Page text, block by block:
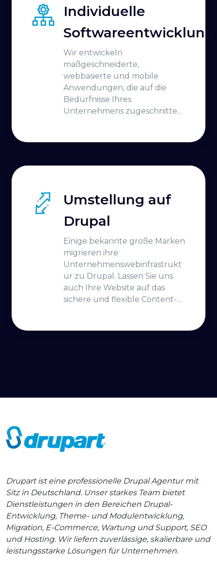
Individuelle
Softwareentwicklung
Wir entwickeln
maßgeschneiderte,
webbasierte und mobile
Anwendungen, die auf die
Bedürfnisse Ihres
Unternehmens zugeschnitten
Umstellung auf
Drupal
Einige bekannte große Marken
migrieren ihre
Unternehmenswebinfrastrukt
ur zu Drupal. Lassen Sie uns
auch Ihre Website auf das
sichere und flexible Content-
Drupart ist eine professionelle Drupal Agentur mit
Sitz in Deutschland. Unser starkes Team bietet
Dienstleistungen in den Bereichen Drupal-
Entwicklung, Theme- und Modulentwicklung,
Migration, E-Commerce, Wartung und Support, SEO
und Hosting. Wir liefern zuverlässige, skalierbare und
leistungsstarke Lösungen für Unternehmen.